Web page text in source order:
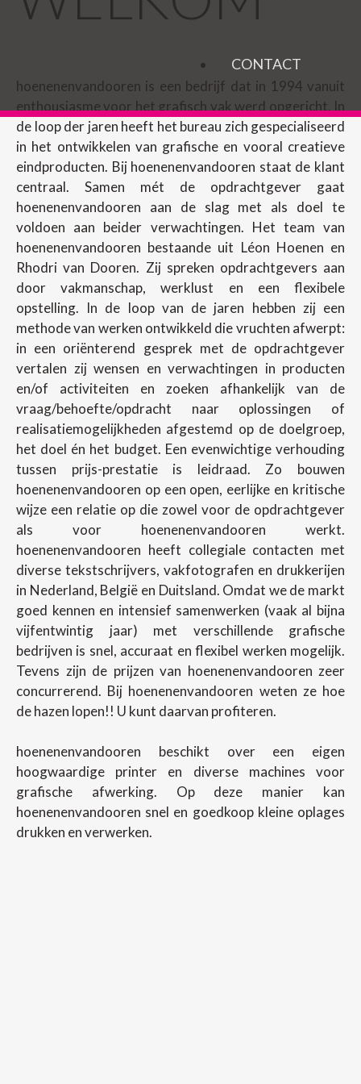
CONTACT
hoenenenvandooren is een bedrijf dat in 1994 vanuit
enthousiasme voor het grafisch vak werd opgericht. In
de loop der jaren heeft het bureau zich gespecialiseerd
in het ontwikkelen van grafische en vooral creatieve
eindproducten. Bij hoenenenvandooren staat de klant
centraal. Samen mét de opdrachtgever gaat
hoenenenvandooren aan de slag met als doel te
voldoen aan beider verwachtingen. Het team van
hoenenenvandooren bestaande uit Léon Hoenen en
Rhodri van Dooren. Zij spreken opdrachtgevers aan
door vakmanschap, werklust en een flexibele
opstelling. In de loop van de jaren hebben zij een
methode van werken ontwikkeld die vruchten afwerpt:
in een oriënterend gesprek met de opdrachtgever
vertalen zij wensen en verwachtingen in producten
en/of activiteiten en zoeken afhankelijk van de
vraag/behoefte/opdracht naar oplossingen of
realisatiemogelijkheden afgestemd op de doelgroep,
het doel én het budget. Een evenwichtige verhouding
tussen prijs-prestatie is leidraad. Zo bouwen
hoenenenvandooren op een open, eerlijke en kritische
wijze een relatie op die zowel voor de opdrachtgever
als voor hoenenenvandooren werkt.
hoenenenvandooren heeft collegiale contacten met
diverse tekstschrijvers, vakfotografen en drukkerijen
in Nederland, België en Duitsland. Omdat we de markt
goed kennen en intensief samenwerken (vaak al bijna
vijfentwintig jaar) met verschillende grafische
bedrijven is snel, accuraat en flexibel werken mogelijk.
Tevens zijn de prijzen van hoenenenvandooren zeer
concurrerend. Bij hoenenenvandooren weten ze hoe
de hazen lopen!! U kunt daarvan profiteren.
hoenenenvandooren beschikt over een eigen
hoogwaardige printer en diverse machines voor
grafische afwerking. Op deze manier kan
hoenenenvandooren snel en goedkoop kleine oplages
drukken en verwerken.